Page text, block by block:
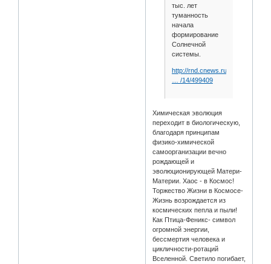
тыс. лет
туманность
начала
формирование
Солнечной
системы.
http://rnd.cnews.ru/
… /14/499409
Химическая эволюция
переходит в биологическую,
благодаря принципам
физико-химической
самоорганизации вечно
рождающей и
эволюционирующей Матери-
Материи. Хаос - в Космос!
Торжество Жизни в Космосе-
Жизнь возрождается из
космических пепла и пыли!
Как Птица-Феникс- символ
огромной энергии,
бессмертия человека и
цикличности-ротаций
Вселенной. Светило погибает,